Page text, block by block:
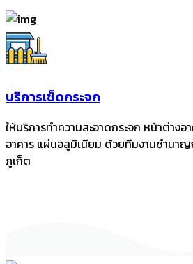
บริการเช็ดกระจก
ให้บริการทำความสะอาดกระจก หน้าต่างอ
อาคาร แผ่นอลูมิเนียม ด้วยทีมงานชำนา
ภูเก็ต